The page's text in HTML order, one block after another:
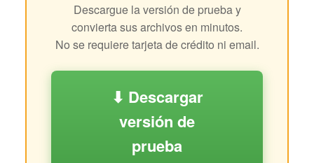
Descargue la versión de prueba y
convierta sus archivos en minutos.
No se requiere tarjeta de crédito ni email.
⬇ Descargar
versión de
prueba